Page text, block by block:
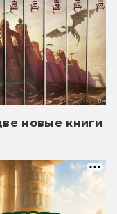
новые книги